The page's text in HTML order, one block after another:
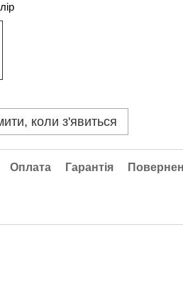
коли з'явиться
Оплата Гарантія